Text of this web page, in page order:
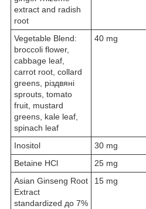
extract and radish
root
Vegetable Blend:
broccoli flower,
cabbage leaf,
carrot root, collard
greens, різдвяні
sprouts, tomato
fruit, mustard
greens, kale leaf,
spinach leaf
40 mg
Inositol 30 mg
Betaine HCl
25 mg
Asian Ginseng Root
Extract
standardized до 7%
15 mg